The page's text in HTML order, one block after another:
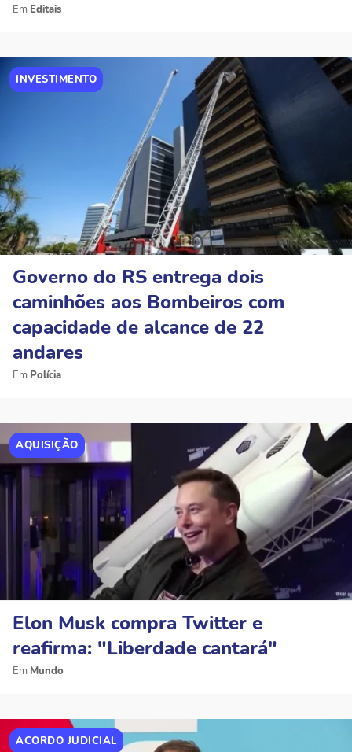
Editais
INVESTIMENTO
Governo do RS entrega dois
caminhões aos Bombeiros com
capacidade de alcance de 22
andares
Polícia
AQUISIÇÃO
Elon Musk compra Twitter e
reafirma: "Liberdade cantará"
Mundo
ACORDO JUDICIAL